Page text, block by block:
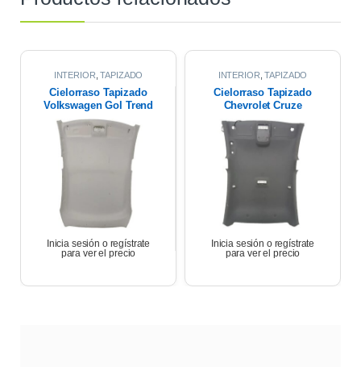
INTERIOR ,TAPIZADO
Cielorraso Tapizado
Volkswagen Gol Trend
2020
Inicia sesión o regístrate
para ver el precio
INTERIOR ,TAPIZADO
Cielorraso Tapizado
Chevrolet Cruze
Premier 1.4 2021
Inicia sesión o regístrate
para ver el precio